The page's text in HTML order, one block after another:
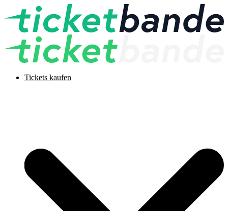
Tickets kaufen